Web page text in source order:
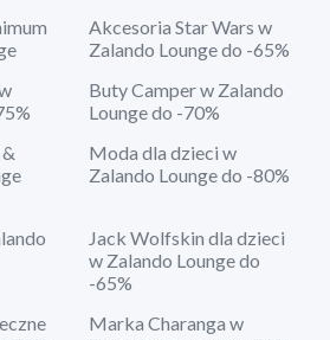
Akcesoria Star Wars w
Zalando Lounge do -65%
Buty Camper w Zalando
Lounge do -70%
Moda dla dzieci w
Zalando Lounge do -80%
Jack Wolfskin dla dzieci
w Zalando Lounge do
-65%
Marka Charanga w